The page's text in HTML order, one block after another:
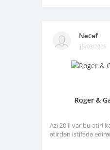
Nəcəf
15/03/2026
Roger &
Azı 20 il var bu ətiri
ətirdən istifadə